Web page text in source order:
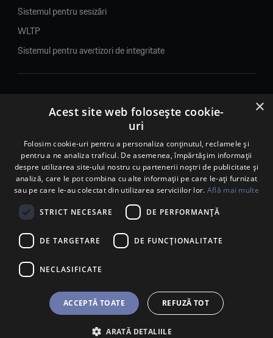
Sistemul pentru sesizări
WLTP
Sistemul pentru avertizori de integritate
© 2026. Porsche Inter Auto Romania. Toate drepturile rezervate.
Porsche Inter Auto Romania SRL
RO22188461 J2007002067233
B-dul Pipera, nr. 2, Sala 1, Etaj 2, Voluntari, jud.Ilfov - sediu
social
B-dul Pipera, nr. 1/X, Centrul Porsche București – PCB,
Voluntari, jud. Ilfov – punct de lucru
Calea Lugojului, nr. 136, loc. Ghiroda, jud. Timiș – punct de
×
Acest site web folosește cookie-
uri
Folosim cookie-uri pentru a personaliza conținutul, reclamele și
pentru a ne analiza traficul. De asemenea, împărtășim informații
despre utilizarea site-ului nostru cu partenerii noștri de publicitate și
analiză, care le pot combina cu alte informații pe care le-ați furnizat
sau pe care le-au colectat din utilizarea serviciilor lor. Află mai multe
STRICT NECESARE DE PERFORMANȚĂ
DE TARGETARE DE FUNCŢIONALITATE
NECLASIFICATE
ACCEPTĂ TOATE REFUZĂ TOT
ARATĂ DETALIILE